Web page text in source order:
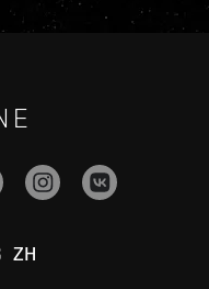
ZH